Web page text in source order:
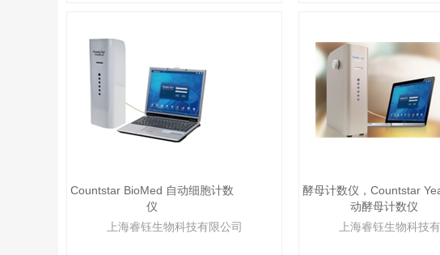
Countstar BioMed 自动细胞计数
仪
上海睿钰生物科技有限公司
酵母计数仪，Countstar
动酵母计数仪
上海睿钰生物科技